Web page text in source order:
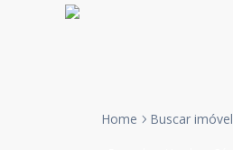
Home Buscar imóvel